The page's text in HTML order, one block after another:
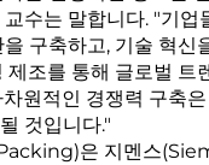
수는 말합니다. "기업
구축하고, 기술 혁신
제조를 통해 글로벌 트
원적인 경쟁력 구축
것입니다."
은 지멘스